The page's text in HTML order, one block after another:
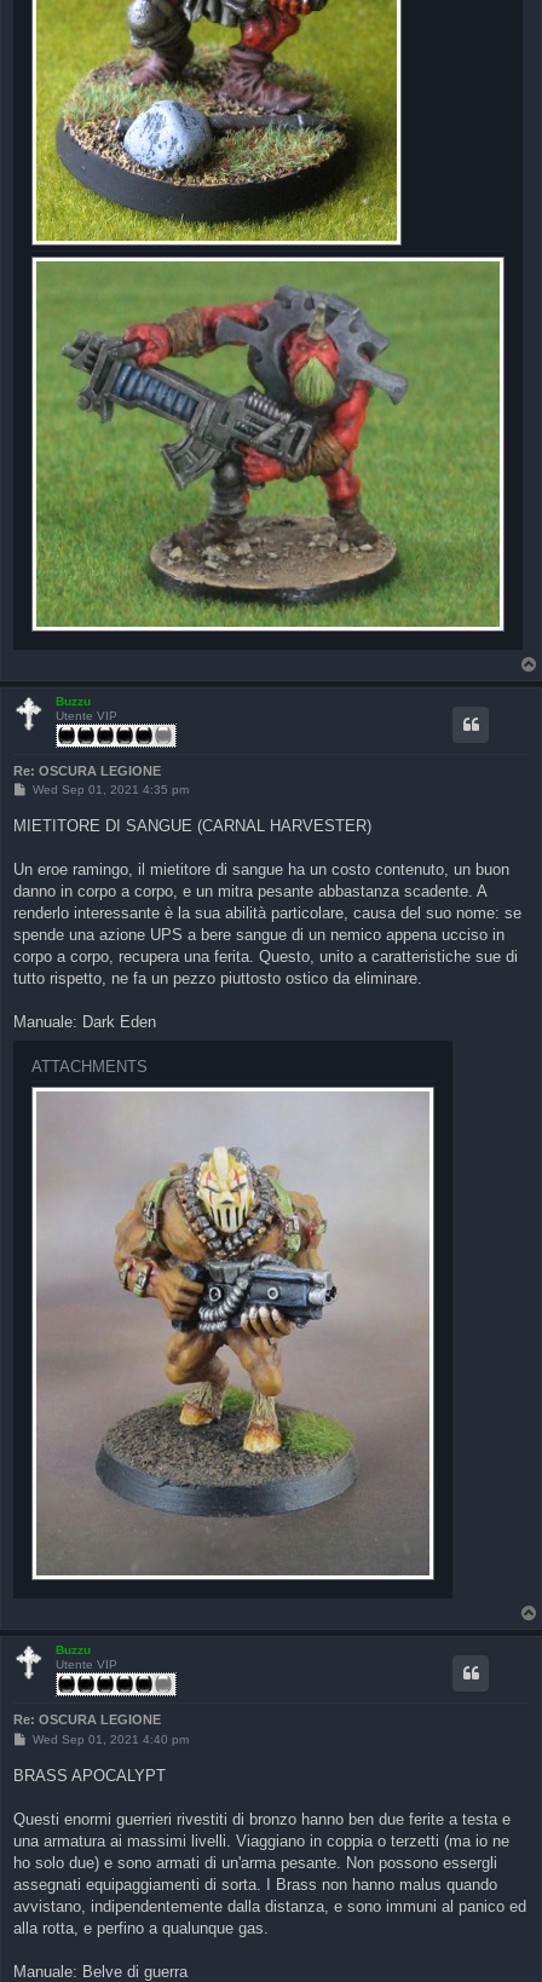
Buzzu
Utente VIP
Re: OSCURA LEGIONE
P
s
t
Wed Sep 01, 2021 4:35 pm
MIETITORE DI SANGUE (CARNAL HARVESTER)
Un eroe ramingo, il mietitore di sangue ha un costo contenuto, un buon
danno in corpo a corpo, e un mitra pesante abbastanza scadente. A
renderlo interessante è la sua abilità particolare, causa del suo nome: se
spende una azione UPS a bere sangue di un nemico appena ucciso in
corpo a corpo, recupera una ferita. Questo, unito a caratteristiche sue di
tutto rispetto, ne fa un pezzo piuttosto ostico da eliminare.
Manuale: Dark Eden
ATTACHMENTS
Buzzu
Utente VIP
Re: OSCURA LEGIONE
P
s
t
Wed Sep 01, 2021 4:40 pm
BRASS APOCALYPT
Questi enormi guerrieri rivestiti di bronzo hanno ben due ferite a testa e
una armatura ai massimi livelli. Viaggiano in coppia o terzetti (ma io ne
ho solo due) e sono armati di un'arma pesante. Non possono essergli
assegnati equipaggiamenti di sorta. I Brass non hanno malus quando
avvistano, indipendentemente dalla distanza, e sono immuni al panico ed
alla rotta, e perfino a qualunque gas.
Manuale: Belve di guerra